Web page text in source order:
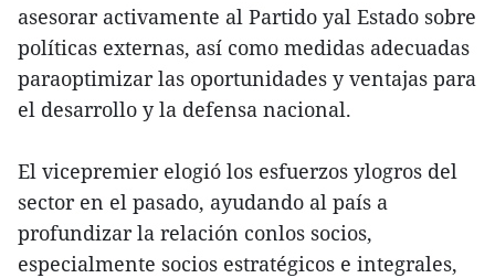
asesorar activamente al Partido yal Estado sobre
políticas externas, así como medidas adecuadas
paraoptimizar las oportunidades y ventajas para
el desarrollo y la defensa nacional.
El vicepremier elogió los esfuerzos ylogros del
sector en el pasado, ayudando al país a
profundizar la relación conlos socios,
especialmente socios estratégicos e integrales,